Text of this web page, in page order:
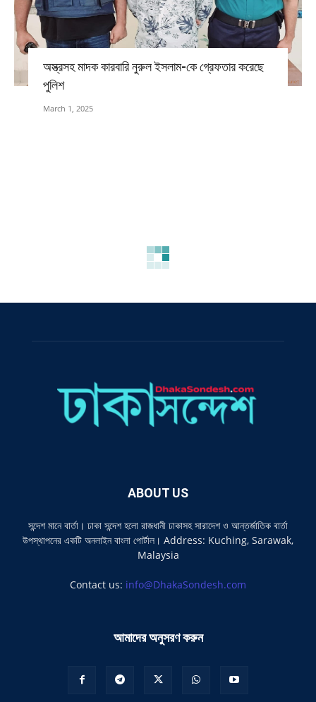
অস্ত্রসহ মাদক কারবারি নুরুল ইসলাম-কে গ্রেফতার করেছে
পুলিশ
March 1, 2025
ABOUT US
সন্দেশ মানে বার্তা। ঢাকা সন্দেশ হলো রাজধানী ঢাকাসহ সারাদেশ ও আন্তর্জাতিক বার্তা
উপস্থাপনের একটি অনলাইন বাংলা পোর্টাল। Address: Kuching, Sarawak,
Malaysia
Contact us: info@DhakaSondesh.com
আমাদের অনুসরণ করুন